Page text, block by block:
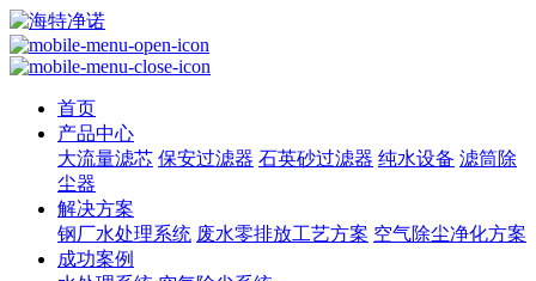
首页
产品中心
大流量滤芯 保安过滤器 石英砂过滤器 纯水设备 滤筒除
尘器
解决方案
钢厂水处理系统 废水零排放工艺方案 空气除尘净化方案
成功案例